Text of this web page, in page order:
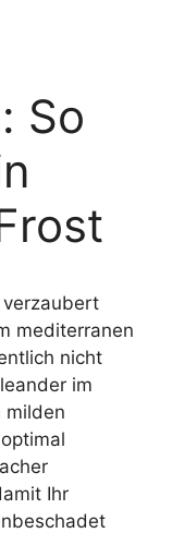
So
verzaubert
mediterranen
nicht
im
milden
Ihr